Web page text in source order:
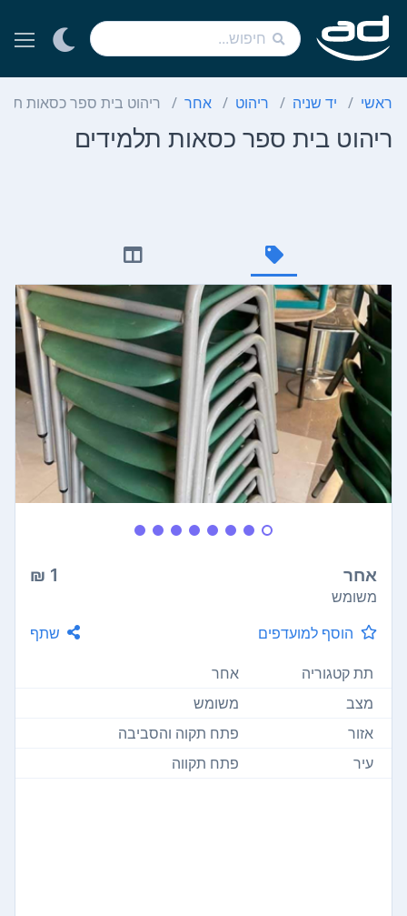
ראשי יד שניה ריהוט אחר ריהוט בית ספר כסאות
ריהוט בית ספר כסאות תלמידים
אחר 1 ₪
משומש
הוסף למועדפים
שתף
תת קטגוריה
אחר
מצב
משומש
אזור
פתח תקוה והסביבה
עיר
פתח תקווה